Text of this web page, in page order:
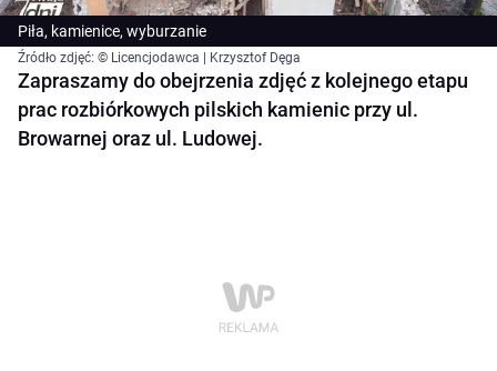
Piła, kamienice, wyburzanie
Źródło zdjęć: © Licencjodawca | Krzysztof Dęga
Zapraszamy do obejrzenia zdjęć z kolejnego etapu
prac rozbiórkowych pilskich kamienic przy ul.
Browarnej oraz ul. Ludowej.